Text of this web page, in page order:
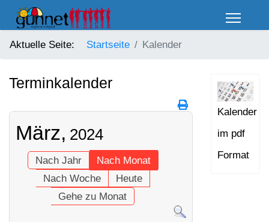
Aktuelle Seite: Startseite Kalender
Terminkalender
März, 2024
Nach Jahr
Nach Monat
Nach Woche
Heute
Gehe zu Monat
Kalender
im pdf
Format